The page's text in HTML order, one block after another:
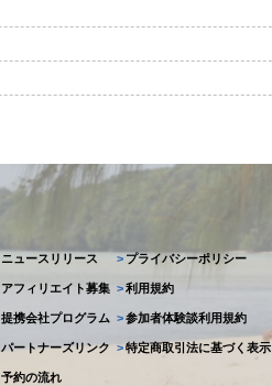
ニュースリリース
アフィリエイト募集
提携会社プログラム
パートナーズリンク
予約の流れ
> プライバシーポリシー
>利用規約
>参加者体験談利用規約
>特定商取引法に基づく表示